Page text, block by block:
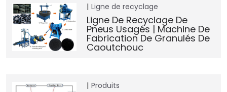
Ligne de recyclage
Ligne De Recyclage De
Pneus Usagés | Machine De
Fabrication De Granulés De
Caoutchouc
Produits